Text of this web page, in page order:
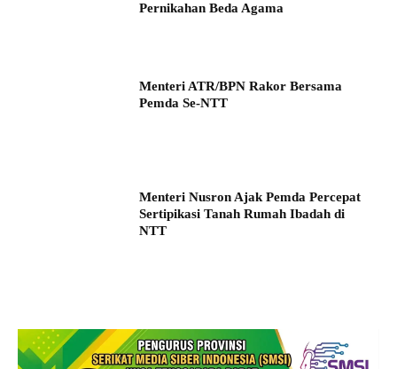
Pernikahan Beda Agama
Menteri ATR/BPN Rakor Bersama
Pemda Se-NTT
Menteri Nusron Ajak Pemda Percepat
Sertipikasi Tanah Rumah Ibadah di
NTT